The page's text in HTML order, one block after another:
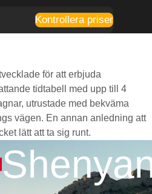
Kontrollera priser
för att erbjuda
tidtabell med upp till 4
utrustade med bekväma
vägen. En annan anledning att
lätt att ta sig runt.